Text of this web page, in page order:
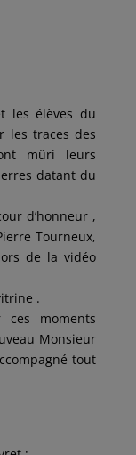
les élèves du
les traces des
mûri leurs
datant du
d’honneur ,
Tourneux,
de la vidéo
.
ces moments
Monsieur
tout